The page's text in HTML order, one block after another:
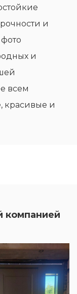
и
и
всем
красивые и
компанией